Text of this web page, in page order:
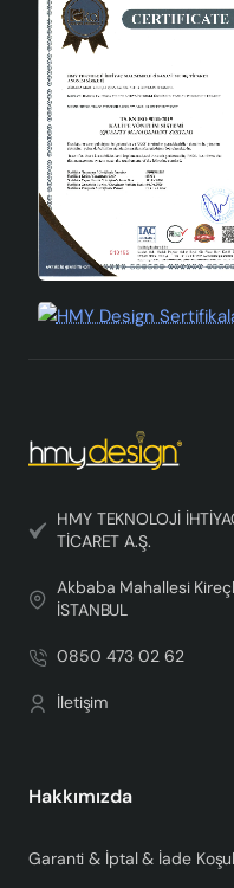
HMY TEKNOLOJİ
TİCARET A.Ş.
Akbaba Mahallesi
İSTANBUL
0850 473 02 62
İletişim
Hakkımızda
Garanti & İptal & İade